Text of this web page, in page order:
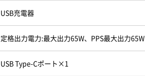
USB充電器
定格出力電力:最大出力65W、PPS最大出力65W
USB Type-Cポート×1